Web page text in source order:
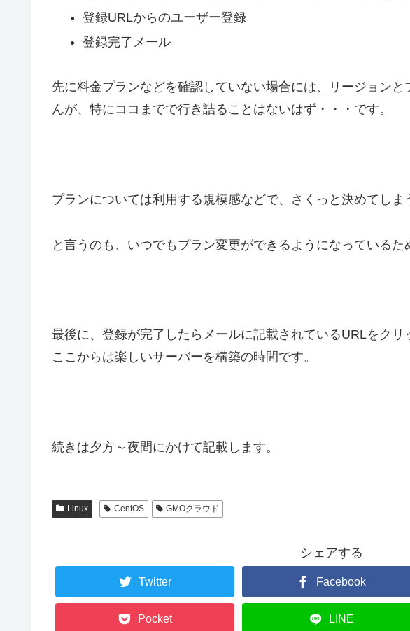
登録URLからのユーザー登録
登録完了メール
先に料金プランなどを確認していない場合には、リージョン
んが、特にココまでで行き詰ることはないはず・・・です。
プランについては利用する規模感などで、さくっと決めてしま
と言うのも、いつでもプラン変更ができるようになっているた
最後に、登録が完了したらメールに記載されているURLをクリ
ここからは楽しいサーバーを構築の時間です。
続きは夕方～夜間にかけて記載します。
Linux CentOS GMOクラウド
シェアする
Twitter Facebook
Pocket LINE